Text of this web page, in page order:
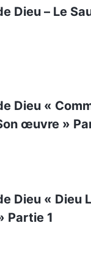
Dieu – Le
Dieu «
œuvre »
Dieu « Dieu
Partie 1